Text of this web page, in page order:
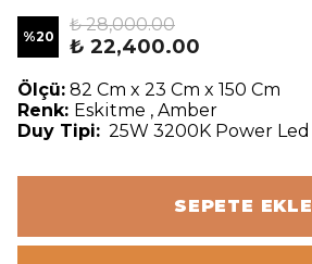
%20
₺ 28,000.00
₺ 22,400.00
Ölçü: 82 Cm x 23 Cm x 150 Cm
Renk: Eskitme , Amber
Duy Tipi: 25W 3200K Power Led
SEPETE EKLE